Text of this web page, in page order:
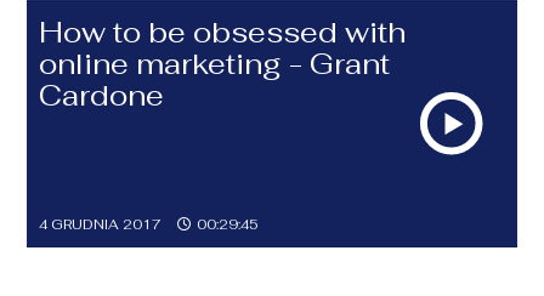
How to be obsessed with
online marketing - Grant
Cardone
4 GRUDNIA 2017 00:29:45